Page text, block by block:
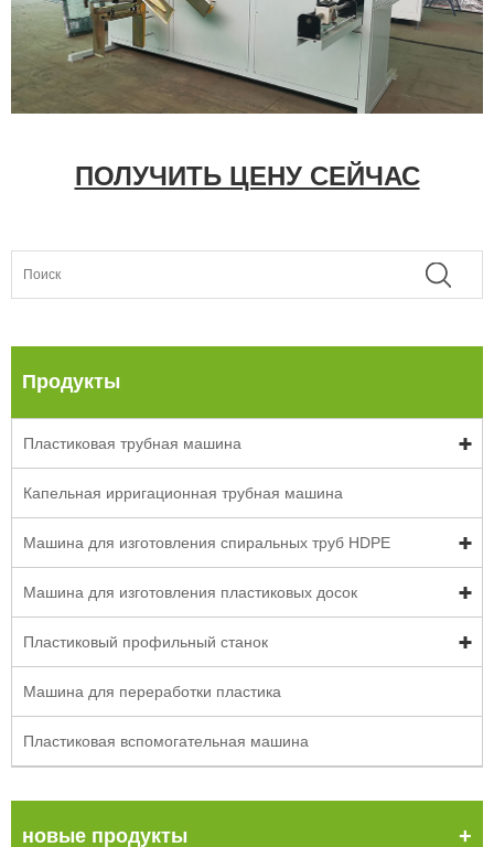
ПОЛУЧИТЬ ЦЕНУ СЕЙЧАС
Продукты
Пластиковая трубная машина
Капельная ирригационная трубная машина
Машина для изготовления спиральных труб HDPE
Машина для изготовления пластиковых досок
Пластиковый профильный станок
Машина для переработки пластика
Пластиковая вспомогательная машина
новые продукты